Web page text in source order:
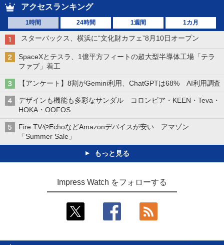
アクセスランキング
1時間 24時間 1週間 1カ月
スターバックス、横浜に“文化財カフェ”8月10日オープン
SpaceXとテスラ、1億平方フィートの超大型半導体工場「テラ
ファブ」着工
【アンケート】8割がGemini利用、ChatGPTは68% AI利用調査
デザインも機能も多彩なサンダル コロンビア・KEEN・Teva・
HOKA・OOFOS
Fire TVやEchoなどAmazonデバイスが安い アマゾン
「Summer Sale」
もっと見る
Impress Watch をフォローする